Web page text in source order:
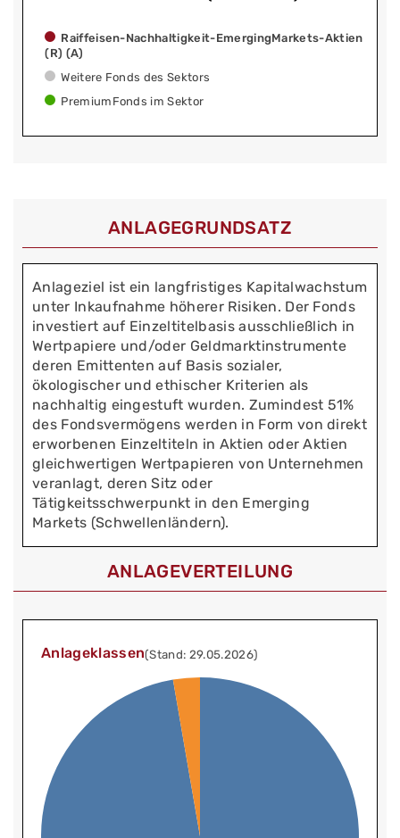
Raiffeisen-Nachhaltigkeit-EmergingMarkets-Aktien
(R) (A)
Weitere Fonds des Sektors
PremiumFonds im Sektor
ANLAGEGRUNDSATZ
Anlageziel ist ein langfristiges Kapitalwachstum
unter Inkaufnahme höherer Risiken. Der Fonds
investiert auf Einzeltitelbasis ausschließlich in
Wertpapiere und/oder Geldmarktinstrumente
deren Emittenten auf Basis sozialer,
ökologischer und ethischer Kriterien als
nachhaltig eingestuft wurden. Zumindest 51%
des Fondsvermögens werden in Form von direkt
erworbenen Einzeltiteln in Aktien oder Aktien
gleichwertigen Wertpapieren von Unternehmen
veranlagt, deren Sitz oder
Tätigkeitsschwerpunkt in den Emerging
Markets (Schwellenländern).
ANLAGEVERTEILUNG
Anlageklassen(Stand: 29.05.2026)